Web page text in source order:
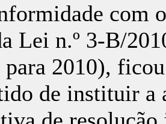
com
Lei n.º 3-B/
para 2010),
de instituir a